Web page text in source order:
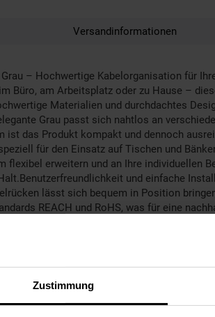
Zustimmung
Versandinformationen
– Hochwertige Kabelorganisation für
Büro, am Arbeitsplatz oder zu Hause –
Materialien und durchdachtes
Grau passt sich nahtlos an
ist das Produkt kompakt und dennoch
für den Einsatz auf Tischen und
flexibel erweitern und an Ihre individuellen
und einfache
lässt sich bequem in Position
REACH und RoHS, was für eine
und ist umweltfreundlich hergestellt.
zudem leicht zu handhaben und zu
für eine ordentliche Kabelführung
effizienter zu machen.Lieferumfang1